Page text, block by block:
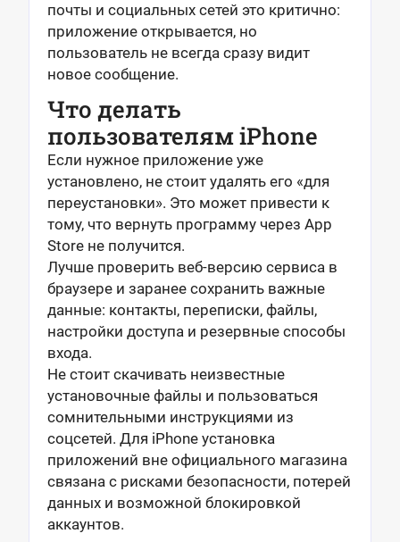
почты и социальных сетей это критично:
приложение открывается, но
пользователь не всегда сразу видит
новое сообщение.
Что делать
пользователям iPhone
Если нужное приложение уже
установлено, не стоит удалять его «для
переустановки». Это может привести к
тому, что вернуть программу через App
Store не получится.
Лучше проверить веб-версию сервиса в
браузере и заранее сохранить важные
данные: контакты, переписки, файлы,
настройки доступа и резервные способы
входа.
Не стоит скачивать неизвестные
установочные файлы и пользоваться
сомнительными инструкциями из
соцсетей. Для iPhone установка
приложений вне официального магазина
связана с рисками безопасности, потерей
данных и возможной блокировкой
аккаунтов.